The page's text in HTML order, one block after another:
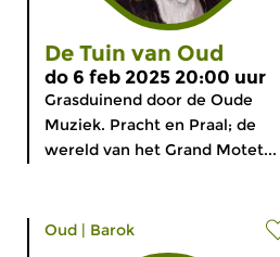
De Tuin van Oud
do 6 feb 2025 20:00 uur
Grasduinend door de Oude
Muziek. Pracht en Praal; de
wereld van het Grand Motet...
Oud | Barok